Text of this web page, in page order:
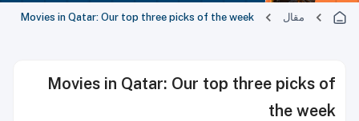
مقال Movies in Qatar: Our top three picks of the week
Movies in Qatar: Our top three picks of
the week